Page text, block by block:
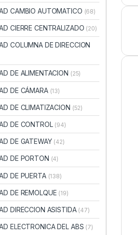
CAMBIO AUTOMATICO (68)
CIERRE CENTRALIZADO (20)
COLUMNA DE DIRECCION
DE ALIMENTACION (25)
DE CÁMARA (13)
DE CLIMATIZACION (52)
DE CONTROL (94)
DE GATEWAY (42)
DE PORTON (4)
DE PUERTA (138)
DE REMOLQUE (19)
DIRECCION ASISTIDA (47)
ELECTRONICA DEL ABS (7)